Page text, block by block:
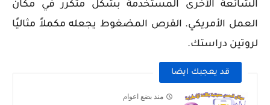
الشائعة الأخرى المستخدمة بشكل متكرر في مكان
العمل الأمريكي. القرص المضغوط يجعله مكملاً مثاليًا
لروتين دراستك.
قد يعجبك ايضا
منذ بضع اعوام